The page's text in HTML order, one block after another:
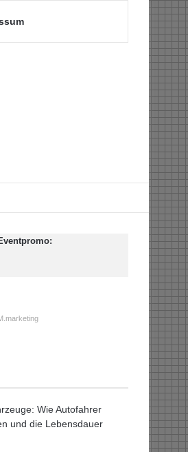
Wie Autofahrer
und die Lebensdauer